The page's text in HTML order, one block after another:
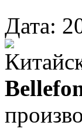
Дата: